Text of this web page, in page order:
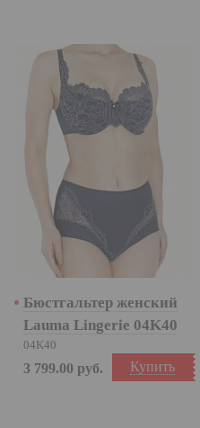
Бюстгальтер женский
Lauma Lingerie 04K40
04K40
Купить
3 799.00 руб.